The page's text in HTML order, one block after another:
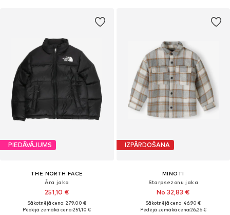
PIEDĀVĀJUMS
THE NORTH FACE
Āra jaka
251,10 €
Sākotnējā cena: 279,00 €
Pēdējā zemākā cena:251,10 €
IZPĀRDOŠANA
MINOTI
Starpsezonu jaka
No 32,83 €
Sākotnējā cena: 46,90 €
Pēdējā zemākā cena:26,26 €